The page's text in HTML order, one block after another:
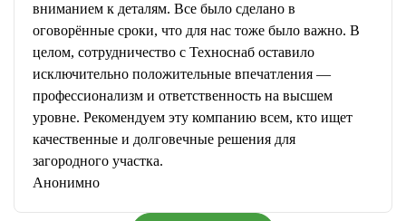
вниманием к деталям. Все было сделано в
оговорённые сроки, что для нас тоже было важно. В
целом, сотрудничество с Техноснаб оставило
исключительно положительные впечатления —
профессионализм и ответственность на высшем
уровне. Рекомендуем эту компанию всем, кто ищет
качественные и долговечные решения для
загородного участка.
Анонимно